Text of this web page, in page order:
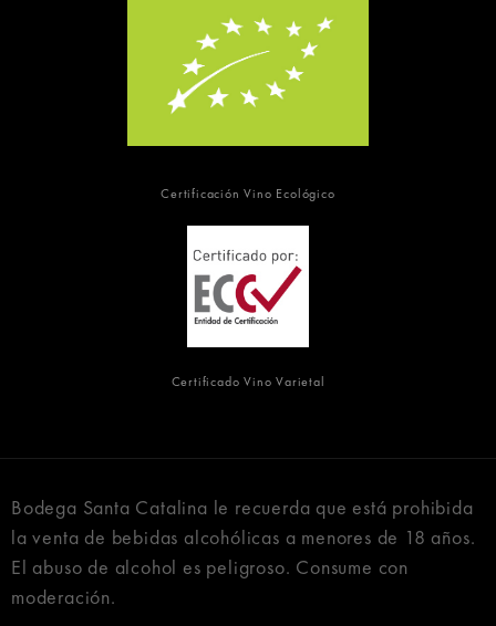
Certificación Vino Ecológico
Certificado Vino Varietal
Bodega Santa Catalina le recuerda que está prohibida
la venta de bebidas alcohólicas a menores de 18 años.
El abuso de alcohol es peligroso. Consume con
moderación.